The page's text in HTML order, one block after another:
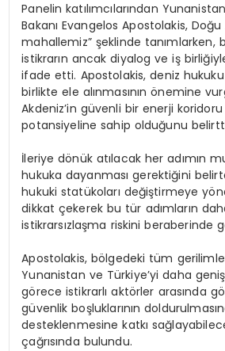
Panelin katılımcılarından
Bakanı Evangelos Apostolakis, Doğu
mahallemiz” şeklinde tanımlarken,
istikrarın ancak diyalog ve iş
ifade etti. Apostolakis, deniz
birlikte ele alınmasının önemine
Akdeniz’in güvenli bir enerji
potansiyeline sahip olduğunu
İleriye dönük atılacak her adımın
hukuka dayanması gerektiğini
hukuki statükoları değiştirmeye
dikkat çekerek bu tür adımların
istikrarsızlaşma riskini beraberinde
Apostolakis, bölgedeki tüm
Yunanistan ve Türkiye’yi daha
görece istikrarlı aktörler arasında
güvenlik boşluklarının
desteklenmesine katkı
çağrısında bulundu.